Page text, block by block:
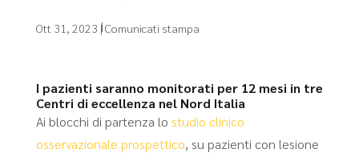
Ott 31, 2023 | Comunicati stampa
I pazienti saranno monitorati per 12 mesi in tre
Centri di eccellenza nel Nord Italia
Ai blocchi di partenza lo studio clinico
osservazionale prospettico, su pazienti con lesione